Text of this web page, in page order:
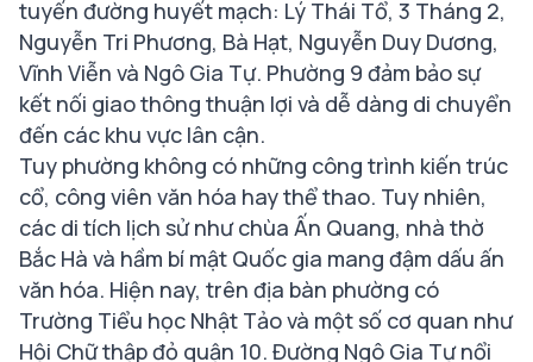
tuyến đường huyết mạch: Lý Thái Tổ, 3 Tháng 2,
Nguyễn Tri Phương, Bà Hạt, Nguyễn Duy Dương,
Vĩnh Viễn và Ngô Gia Tự. Phường 9 đảm bảo sự
kết nối giao thông thuận lợi và dễ dàng di chuyển
đến các khu vực lân cận.
Tuy phường không có những công trình kiến trúc
cổ, công viên văn hóa hay thể thao. Tuy nhiên,
các di tích lịch sử như chùa Ấn Quang, nhà thờ
Bắc Hà và hầm bí mật Quốc gia mang đậm dấu ấn
văn hóa. Hiện nay, trên địa bàn phường có
Trường Tiểu học Nhật Tảo và một số cơ quan như
Hội Chữ thập đỏ quận 10. Đường Ngô Gia Tự nổi